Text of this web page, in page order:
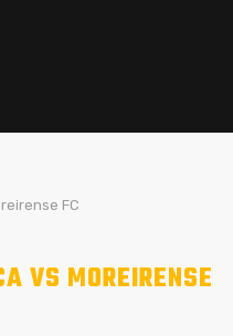
FC
VS MOREIRENSE